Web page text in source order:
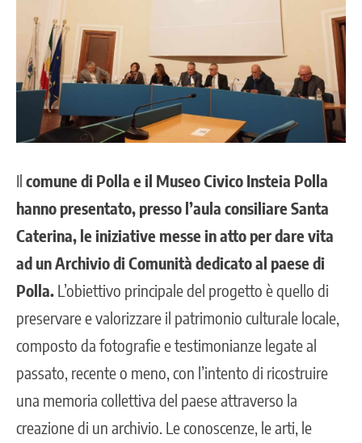
Il comune di Polla e il Museo Civico Insteia Polla
hanno presentato, presso l’aula consiliare Santa
Caterina, le iniziative messe in atto per dare vita
ad un Archivio di Comunità dedicato al paese di
Polla. L’obiettivo principale del progetto è quello di
preservare e valorizzare il patrimonio culturale locale,
composto da fotografie e testimonianze legate al
passato, recente o meno, con l’intento di ricostruire
una memoria collettiva del paese attraverso la
creazione di un archivio. Le conoscenze, le arti, le